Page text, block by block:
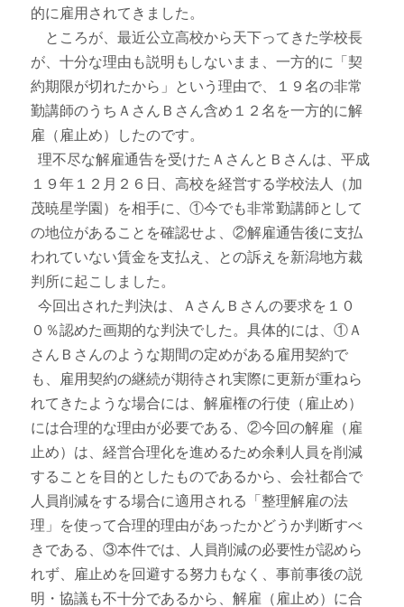
的に雇用されてきました。
ところが、最近公立高校から天下ってきた学校長
が、十分な理由も説明もしないまま、一方的に「契
約期限が切れたから」という理由で、１９名の非常
勤講師のうちＡさんＢさん含め１２名を一方的に解
雇（雇止め）したのです。
理不尽な解雇通告を受けたＡさんとＢさんは、平成
１９年１２月２６日、高校を経営する学校法人（加
茂暁星学園）を相手に、①今でも非常勤講師として
の地位があることを確認せよ、②解雇通告後に支払
われていない賃金を支払え、との訴えを新潟地方裁
判所に起こしました。
今回出された判決は、ＡさんＢさんの要求を１０
０％認めた画期的な判決でした。具体的には、①Ａ
さんＢさんのような期間の定めがある雇用契約で
も、雇用契約の継続が期待され実際に更新が重ねら
れてきたような場合には、解雇権の行使（雇止め）
には合理的な理由が必要である、②今回の解雇（雇
止め）は、経営合理化を進めるため余剰人員を削減
することを目的としたものであるから、会社都合で
人員削減をする場合に適用される「整理解雇の法
理」を使って合理的理由があったかどうか判断すべ
きである、③本件では、人員削減の必要性が認めら
れず、雇止めを回避する努力もなく、事前事後の説
明・協議も不十分であるから、解雇（雇止め）に合